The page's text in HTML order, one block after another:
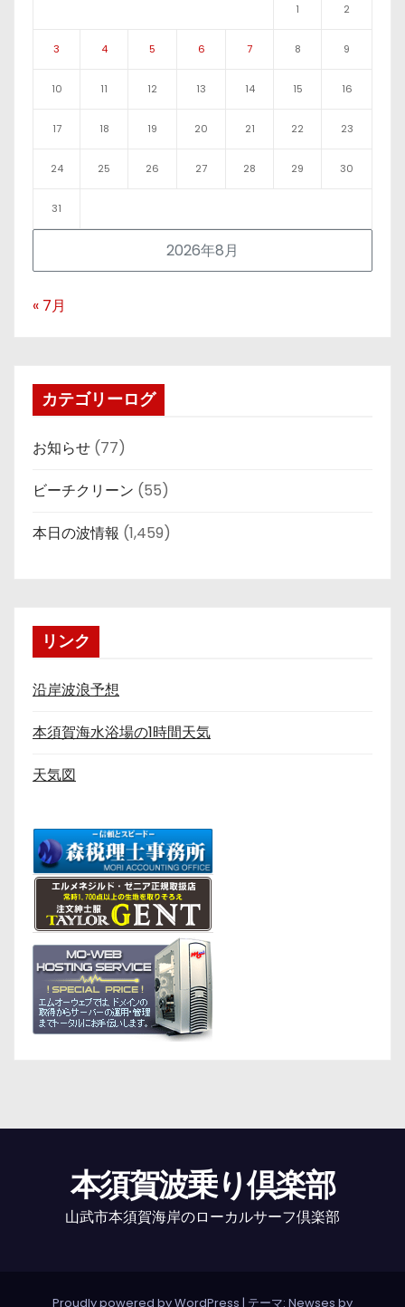
2026年8月
1 2
3 4 5 6 7 8 9
10 11 12 13 14 15 16
17 18 19 20 21 22 23
24 25 26 27 28 29 30
31
« 7月
カテゴリーログ
お知らせ (77)
ビーチクリーン (55)
本日の波情報 (1,459)
リンク
沿岸波浪予想
本須賀海水浴場の1時間天気
天気図
本須賀波乗り倶楽部
山武市本須賀海岸のローカルサーフ倶楽部
Proudly powered by WordPress | テーマ: Newses by